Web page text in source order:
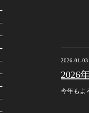
2026-01-03
2026
今年もよ